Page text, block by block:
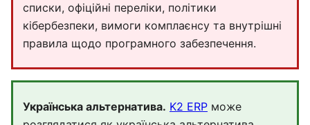
списки, офіційні переліки, політики
кібербезпеки, вимоги комплаєнсу та внутрішні
правила щодо програмного забезпечення.
Українська альтернатива. K2 ERP може